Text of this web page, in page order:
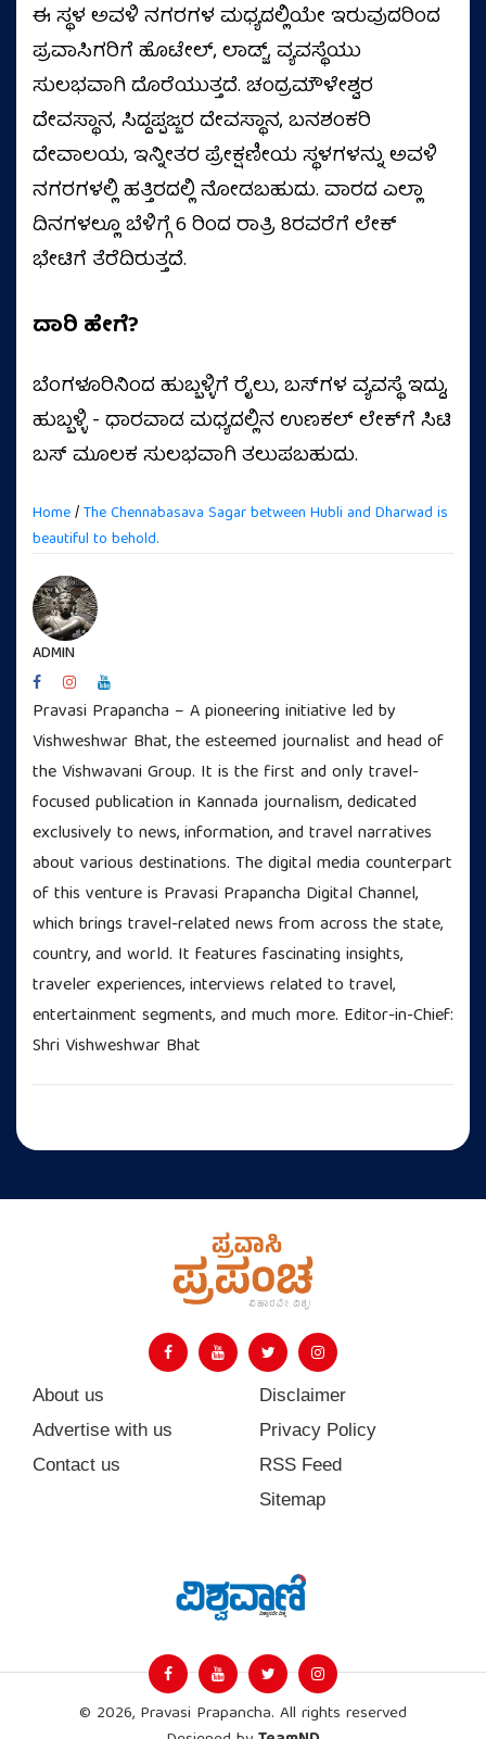
ಈ ಸ್ಥಳ ಅವಳಿ ನಗರಗಳ ಮಧ್ಯದಲ್ಲಿಯೇ ಇರುವುದರಿಂದ
ಪ್ರವಾಸಿಗರಿಗೆ ಹೊಟೇಲ್, ಲಾಡ್ಜ್, ವ್ಯವಸ್ಥೆಯು
ಸುಲಭವಾಗಿ ದೊರೆಯುತ್ತದೆ. ಚಂದ್ರಮೌಳೇಶ್ವರ
ದೇವಸ್ಥಾನ, ಸಿದ್ದಪ್ಪಜ್ಜರ ದೇವಸ್ಥಾನ, ಬನಶಂಕರಿ
ದೇವಾಲಯ, ಇನ್ನೀತರ ಪ್ರೇಕ್ಷಣೀಯ ಸ್ಥಳಗಳನ್ನು ಅವಳಿ
ನಗರಗಳಲ್ಲಿ ಹತ್ತಿರದಲ್ಲಿ ನೋಡಬಹುದು. ವಾರದ ಎಲ್ಲಾ
ದಿನಗಳಲ್ಲೂ ಬೆಳಿಗ್ಗೆ 6 ರಿಂದ ರಾತ್ರಿ 8ರವರೆಗೆ ಲೇಕ್
ಭೇಟಿಗೆ ತೆರೆದಿರುತ್ತದೆ.
ದಾರಿ ಹೇಗೆ?
ಬೆಂಗಳೂರಿನಿಂದ ಹುಬ್ಬಳ್ಳಿಗೆ ರೈಲು, ಬಸ್‌ಗಳ ವ್ಯವಸ್ಥೆ ಇದ್ದು,
ಹುಬ್ಬಳ್ಳಿ - ಧಾರವಾಡ ಮಧ್ಯದಲ್ಲಿನ ಉಣಕಲ್ ಲೇಕ್‌ಗೆ ಸಿಟಿ
ಬಸ್ ಮೂಲಕ ಸುಲಭವಾಗಿ ತಲುಪಬಹುದು.
Home/The Chennabasava Sagar between Hubli and Dharwad is
beautiful to behold.
ADMIN
Pravasi Prapancha – A pioneering initiative led by
Vishweshwar Bhat, the esteemed journalist and head of
the Vishwavani Group. It is the first and only travel-
focused publication in Kannada journalism, dedicated
exclusively to news, information, and travel narratives
about various destinations. The digital media counterpart
of this venture is Pravasi Prapancha Digital Channel,
which brings travel-related news from across the state,
country, and world. It features fascinating insights,
traveler experiences, interviews related to travel,
entertainment segments, and much more. Editor-in-Chief:
Shri Vishweshwar Bhat
About us
Advertise with us
Contact us
Disclaimer
Privacy Policy
RSS Feed
Sitemap
© 2026, Pravasi Prapancha. All rights reserved